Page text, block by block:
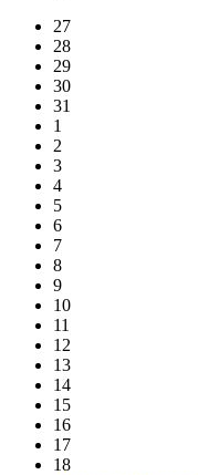
27
28
29
30
31
1
2
3
4
5
6
7
8
9
10
11
12
13
14
15
16
17
18